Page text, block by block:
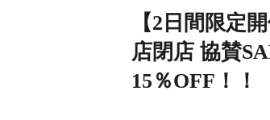
レストラン・カフェ
ภาษาไทย
【2日間限定
店閉店 協賛
15％OFF！！